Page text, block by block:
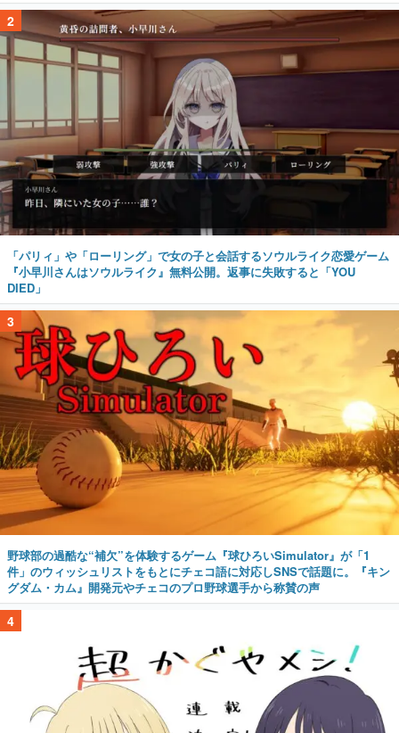
2
「パリィ」や「ローリング」で女の子と会話するソウルライク恋愛ゲーム
『小早川さんはソウルライク』無料公開。返事に失敗すると「YOU
DIED」
3
野球部の過酷な“補欠”を体験するゲーム『球ひろいSimulator』が「1
件」のウィッシュリストをもとにチェコ語に対応しSNSで話題に。『キン
グダム・カム』開発元やチェコのプロ野球選手から称賛の声
4